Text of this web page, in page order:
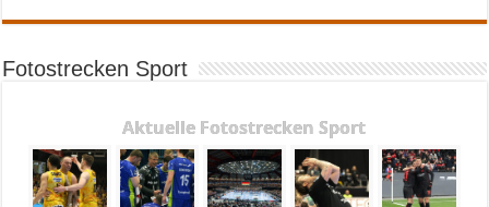
Fotostrecken Sport
Aktuelle Fotostrecken Sport